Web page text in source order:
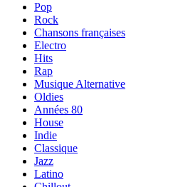
Pop
Rock
Chansons françaises
Electro
Hits
Rap
Musique Alternative
Oldies
Années 80
House
Indie
Classique
Jazz
Latino